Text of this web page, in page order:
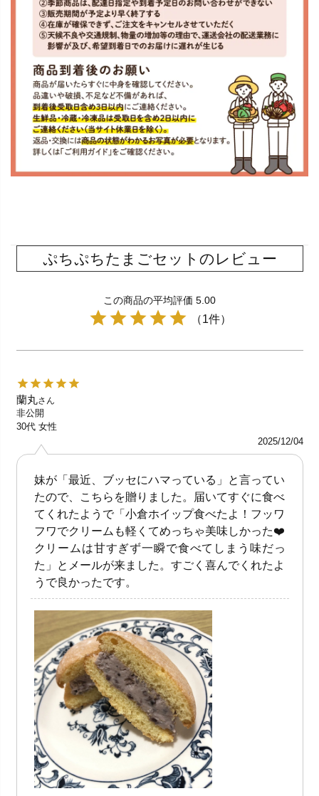
ぷちぷちたまごセットのレビュー
この商品の平均評価 5.00
（1件）
蘭丸さん
非公開
30代 女性
2025/12/04
妹が「最近、ブッセにハマっている」と言ってい
たので、こちらを贈りました。届いてすぐに食べ
てくれたようで「小倉ホイップ食べたよ！フッワ
フワでクリームも軽くてめっちゃ美味しかった❤️
クリームは甘すぎず一瞬で食べてしまう味だっ
た」とメールが来ました。すごく喜んでくれたよ
うで良かったです。